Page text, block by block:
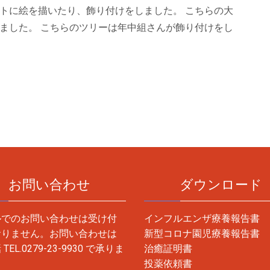
に絵を描いたり、飾り付けをしました。 こちらの大
した。 こちらのツリーは年中組さんが飾り付けをし
お問い合わせ
のお問い合わせは受け付
ません。お問い合わせは
TEL.0279-23-9930 で承りま
ダウンロード
インフルエンザ療養報告書
新型コロナ園児療養報告書
治癒証明書
投薬依頼書